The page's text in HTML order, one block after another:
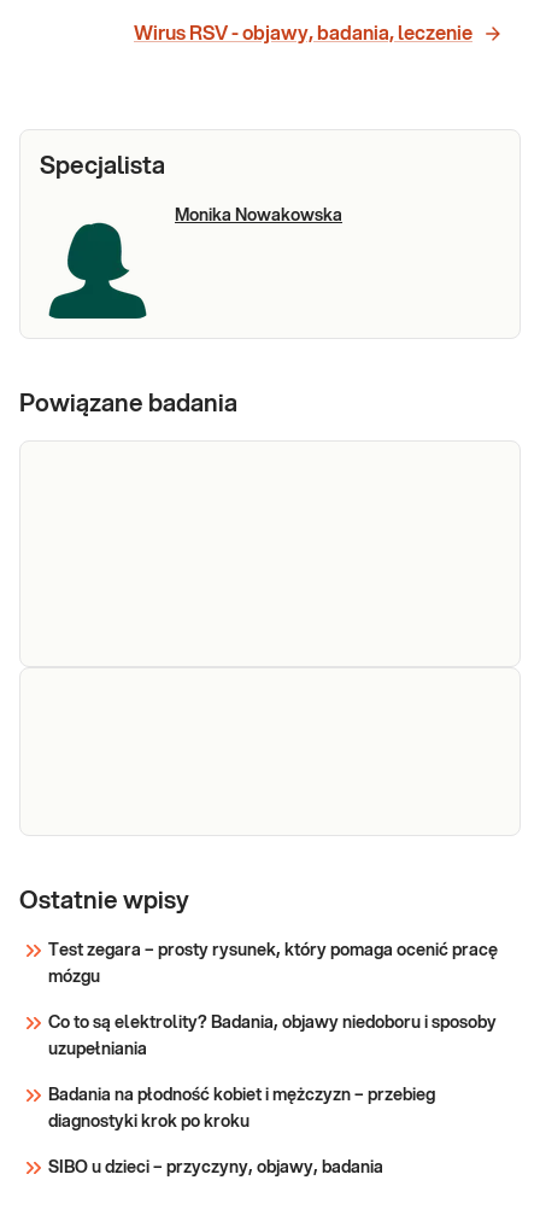
Wirus RSV - objawy, badania, leczenie
Specjalista
Monika Nowakowska
Powiązane badania
parapertussis) różnicowanie met. PCR, jakościowo
Sprawdź
Ostatnie wpisy
Test zegara – prosty rysunek, który pomaga ocenić pracę
mózgu
Co to są elektrolity? Badania, objawy niedoboru i sposoby
uzupełniania
Badania na płodność kobiet i mężczyzn – przebieg
diagnostyki krok po kroku
SIBO u dzieci – przyczyny, objawy, badania